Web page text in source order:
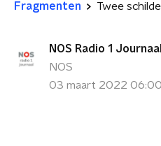
Fragmenten
NOS Radio 1 Journaal
NOS
03 maart 2022